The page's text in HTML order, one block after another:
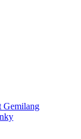
Gemilang